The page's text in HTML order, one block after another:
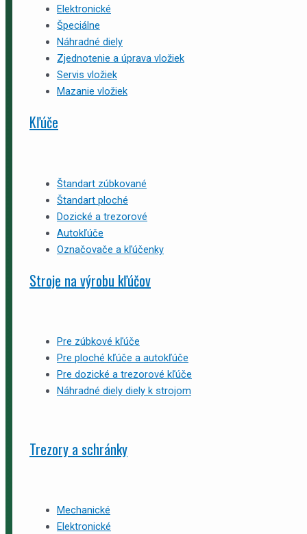
Elektronické
Špeciálne
Náhradné diely
Zjednotenie a úprava vložiek
Servis vložiek
Mazanie vložiek
Kľúče
Štandart zúbkované
Štandart ploché
Dozické a trezorové
Autokľúče
Označovače a kľúčenky
Stroje na výrobu kľúčov
Pre zúbkové kľúče
Pre ploché kľúče a autokľúče
Pre dozické a trezorové kľúče
Náhradné diely diely k strojom
Trezory a schránky
Mechanické
Elektronické